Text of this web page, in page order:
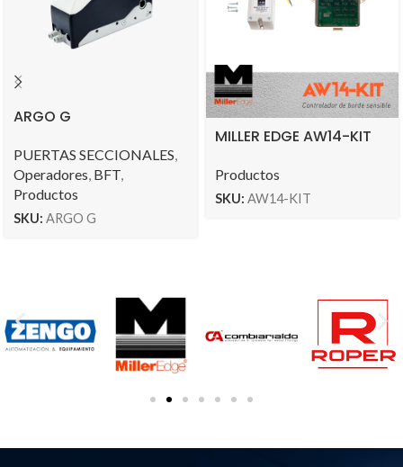
ARGO G
PUERTAS SECCIONALES,
Operadores, BFT,
Productos
SKU: ARGO G
MILLER EDGE AW14-KIT
Productos
SKU: AW14-KIT